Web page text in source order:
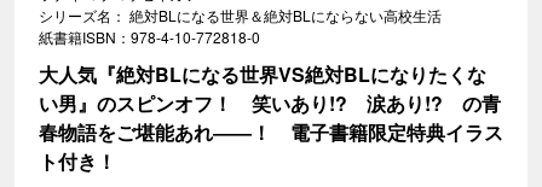
シリーズ名： 絶対BLになる世界＆絶対BLにならない高校生活
紙書籍ISBN：978-4-10-772818-0
大人気『絶対BLになる世界VS絶対BLになりたくな
い男』のスピンオフ！ 笑いあり!? 涙あり!? の青
春物語をご堪能あれ――！ 電子書籍限定特典イラス
ト付き！